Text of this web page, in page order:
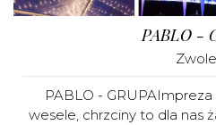
PABLO -
PABLO -
wesele, chrzciny to dla nas